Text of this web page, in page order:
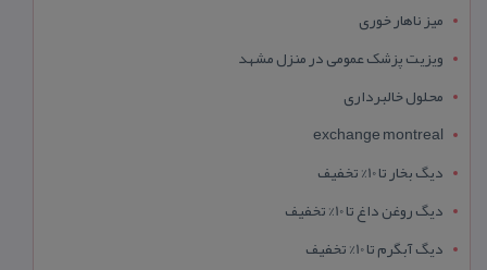
میز ناهار خوری
ویزیت پزشک عمومی در منزل مشهد
محلول خالبرداری
exchange montreal
دیگ بخار تا 10% تخفیف
دیگ روغن داغ تا 10% تخفیف
دیگ آبگرم تا 10% تخفیف